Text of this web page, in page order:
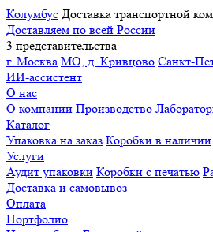
Колумбус Доставка транспортной
Доставляем по всей России
3 представительства
г. Москва МО, д. Кривцово Санкт-
ИИ-ассистент
О нас
О компании Производство
Каталог
Упаковка на заказ Коробки в наличии
Услуги
Аудит упаковки Коробки с печатью
Доставка и самовывоз
Оплата
Портфолио